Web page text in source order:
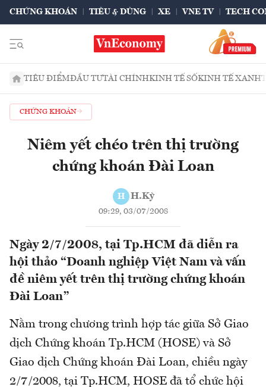
CHỨNG KHOÁN TIÊU & DÙNG XE VNE TV TECH
TIÊU ĐIỂMĐẦU TƯTÀI CHÍNHKINH TẾ SỐKINH TẾ XANH
CHỨNG KHOÁN
Niêm yết chéo trên thị trường
chứng khoán Đài Loan
H H.Kỳ
09:29, 03/07/2008
Ngày 2/7/2008, tại Tp.HCM đã diễn ra
hội thảo “Doanh nghiệp Việt Nam và vấn
đề niêm yết trên thị trường chứng khoán
Đài Loan”
Nằm trong chương trình hợp tác giữa Sở Giao
dịch Chứng khoán Tp.HCM (HOSE) và Sở
Giao dịch Chứng khoán Đài Loan, chiều ngày
2/7/2008, tại Tp.HCM, HOSE đã tổ chức hội